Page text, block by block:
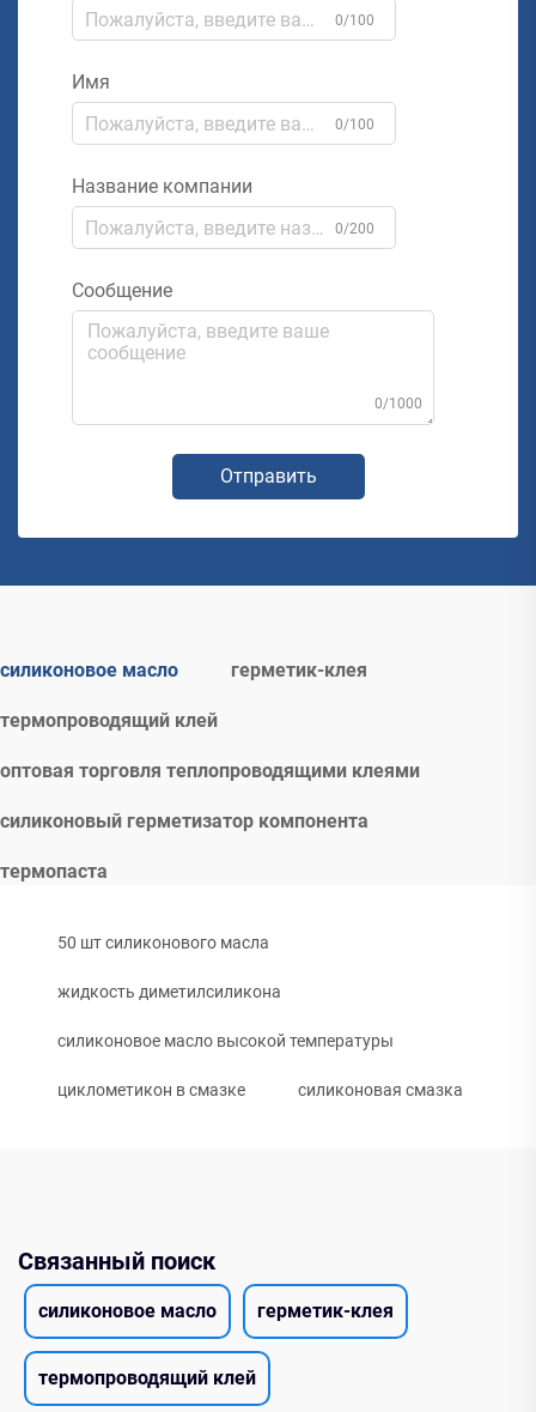
0/100
Имя
0/100
Название компании
0/200
Сообщение
0/1000
Отправить
силиконовое масло герметик-клея
термопроводящий клей
оптовая торговля теплопроводящими клеями
силиконовый герметизатор компонента
термопаста
50 шт силиконового масла
жидкость диметилсиликона
силиконовое масло высокой температуры
циклометикон в смазке силиконовая смазка
Связанный поиск
силиконовое масло герметик-клея
термопроводящий клей